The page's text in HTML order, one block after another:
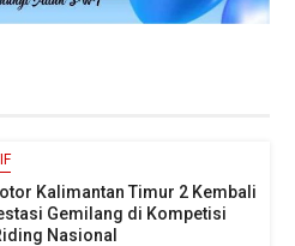
Kalimantan Timur 2 Kembali
Gemilang di Kompetisi
Nasional